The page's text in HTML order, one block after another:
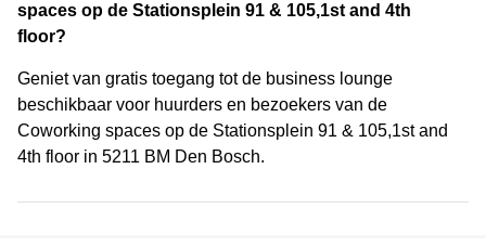
spaces op de Stationsplein 91 & 105,1st and 4th
floor?
Geniet van gratis toegang tot de business lounge
beschikbaar voor huurders en bezoekers van de
Coworking spaces op de Stationsplein 91 & 105,1st and
4th floor in 5211 BM Den Bosch.